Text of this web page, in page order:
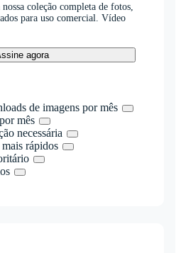
coleção completa de fotos,
para uso comercial. Vídeo
agora
de imagens por mês
mês
necessária
rápidos